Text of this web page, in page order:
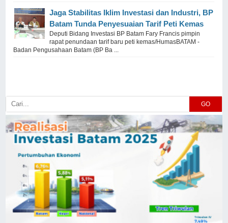
Jaga Stabilitas Iklim Investasi dan Industri, BP
Batam Tunda Penyesuaian Tarif Peti Kemas
Deputi Bidang Investasi BP Batam Fary Francis pimpin
rapat penundaan tarif baru peti kemas/HumasBATAM -
Badan Pengusahaan Batam (BP Ba ...
GO